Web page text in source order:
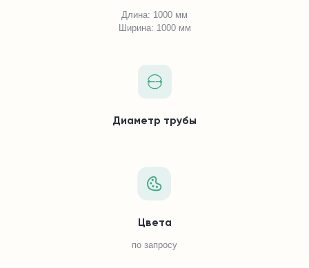
Длина: 1000 мм
Ширина: 1000 мм
Диаметр трубы
Цвета
по запросу